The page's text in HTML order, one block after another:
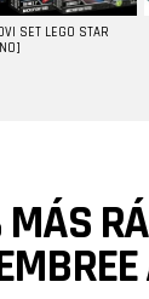
SET LEGO STAR